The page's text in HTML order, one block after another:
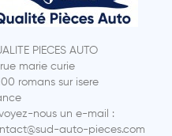
PIECES AUTO
rue marie curie
romans sur isere
nous un e-mail :
auto-pieces.com